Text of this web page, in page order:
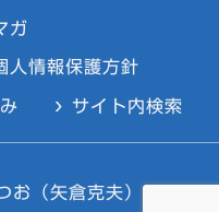
ガ
人情報保護方針
サイト内検索
お（矢倉克夫）